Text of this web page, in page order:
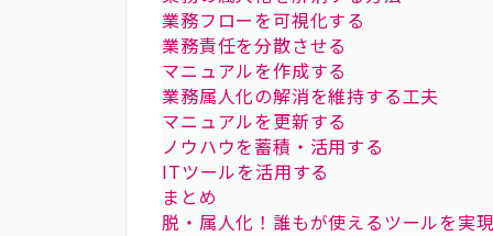
業務フローを可視化する
業務責任を分散させる
マニュアルを作成する
業務属人化の解消を維持する工夫
マニュアルを更新する
ノウハウを蓄積・活用する
ITツールを活用する
まとめ
脱・属人化！誰もが使えるツールを実